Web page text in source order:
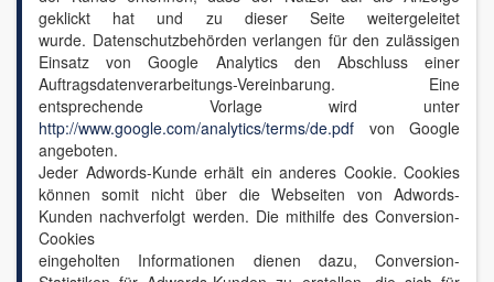
geklickt hat und zu dieser Seite weitergeleitet
wurde. Datenschutzbehörden verlangen für den zulässigen
Einsatz von Google Analytics den Abschluss einer
Auftragsdatenverarbeitungs-Vereinbarung. Eine
entsprechende Vorlage wird unter
http://www.google.com/analytics/terms/de.pdf von Google
angeboten.
Jeder Adwords-Kunde erhält ein anderes Cookie. Cookies
können somit nicht über die Webseiten von Adwords-
Kunden nachverfolgt werden. Die mithilfe des Conversion-
Cookies
eingeholten Informationen dienen dazu, Conversion-